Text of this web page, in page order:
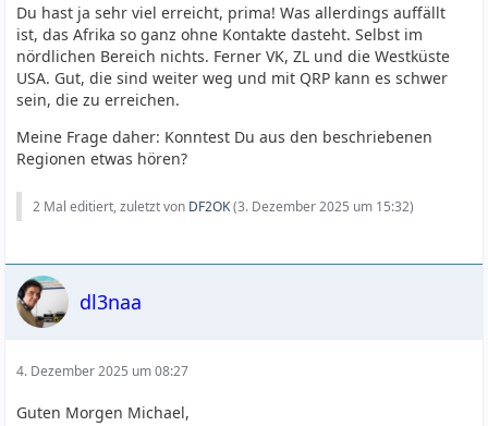
Du hast ja sehr viel erreicht, prima! Was allerdings auffällt
ist, das Afrika so ganz ohne Kontakte dasteht. Selbst im
nördlichen Bereich nichts. Ferner VK, ZL und die Westküste
USA. Gut, die sind weiter weg und mit QRP kann es schwer
sein, die zu erreichen.
Meine Frage daher: Konntest Du aus den beschriebenen
Regionen etwas hören?
2 Mal editiert, zuletzt von DF2OK(3. Dezember 2025 um 15:32)
dl3naa
4. Dezember 2025 um 08:27
Guten Morgen Michael,